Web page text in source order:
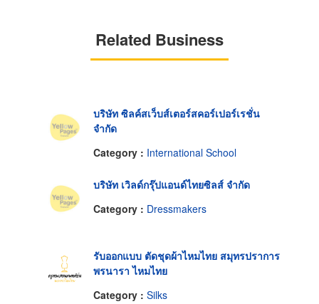
Related Business
บริษัท ซิลค์สเว็บส์เตอร์สคอร์เปอร์เรชั่น
จำกัด
Category : International School
บริษัท เวิลด์กรุ๊ปแอนด์ไทยซิลส์ จำกัด
Category : Dressmakers
รับออกแบบ ตัดชุดผ้าไหมไทย สมุทรปราการ
พรนารา ไหมไทย
Category : Silks